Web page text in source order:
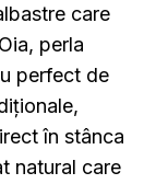
care
Oia, perla
perfect de
în stânca
natural care